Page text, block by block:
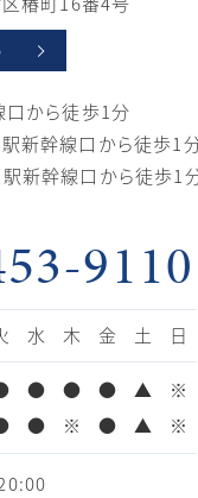
から徒歩1分
新幹線口から徒歩1
新幹線口から徒歩1
9110
水 木 金 土 日
● ● ● ▲
※
● ※ ● ▲ ※